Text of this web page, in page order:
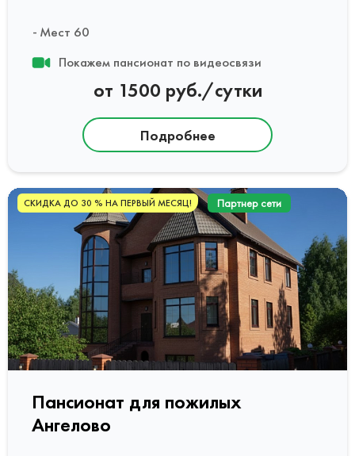
Мест 60
Покажем пансионат по видеосвязи
от 1500 руб./сутки
Подробнее
СКИДКА ДО 30 % НА ПЕРВЫЙ МЕСЯЦ! Партнер сети
Пансионат для пожилых
Ангелово